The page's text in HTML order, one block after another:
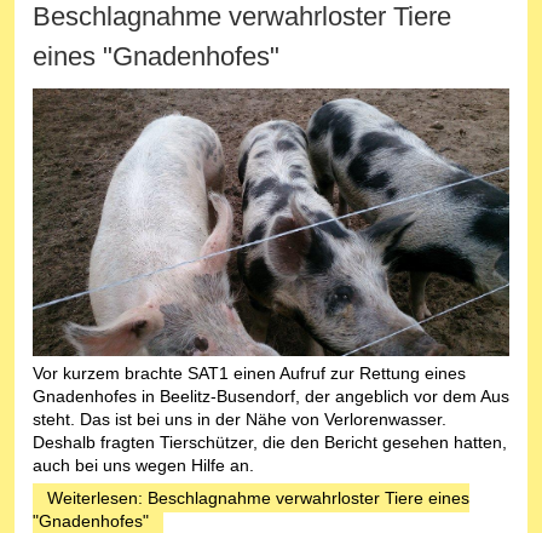
Beschlagnahme verwahrloster Tiere
eines "Gnadenhofes"
Vor kurzem brachte SAT1 einen Aufruf zur Rettung eines
Gnadenhofes in Beelitz-Busendorf, der angeblich vor dem Aus
steht. Das ist bei uns in der Nähe von Verlorenwasser.
Deshalb fragten Tierschützer, die den Bericht gesehen hatten,
auch bei uns wegen Hilfe an.
Weiterlesen: Beschlagnahme verwahrloster Tiere eines
"Gnadenhofes"